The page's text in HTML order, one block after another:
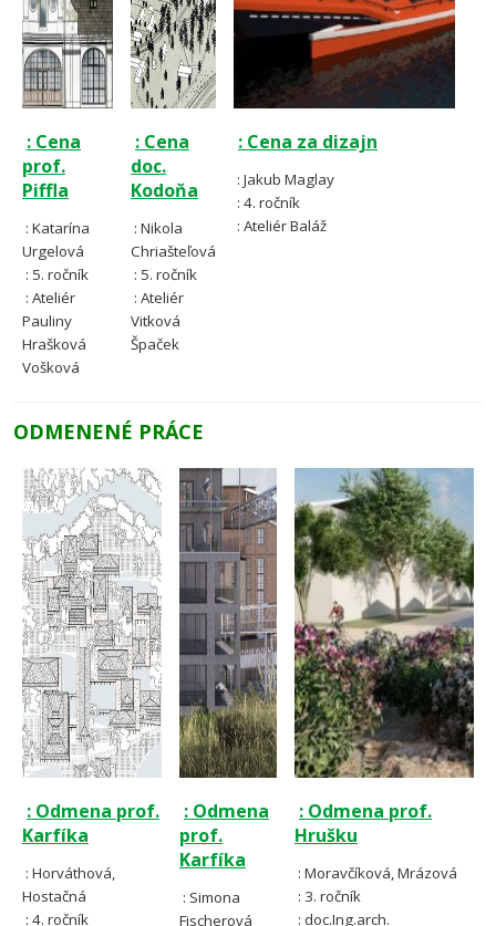
: Cena
prof.
Piffla
: Katarína
Urgelová
: 5. ročník
: Ateliér
Pauliny
Hrašková
Vošková
: Cena
doc.
Kodoňa
: Nikola
Chriašteľová
: 5. ročník
: Ateliér
Vitková
Špaček
: Cena za dizajn
: Jakub Maglay
: 4. ročník
: Ateliér Baláž
ODMENENÉ PRÁCE
: Odmena prof.
Karfíka
: Horváthová,
Hostačná
: 4. ročník
: Odmena
prof.
Karfíka
: Simona
Fischerová
: Odmena prof.
Hrušku
: Moravčíková, Mrázová
: 3. ročník
: doc.Ing.arch.